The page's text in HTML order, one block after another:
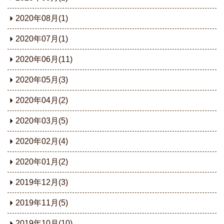
2020年08月(1)
2020年07月(1)
2020年06月(11)
2020年05月(3)
2020年04月(2)
2020年03月(5)
2020年02月(4)
2020年01月(2)
2019年12月(3)
2019年11月(5)